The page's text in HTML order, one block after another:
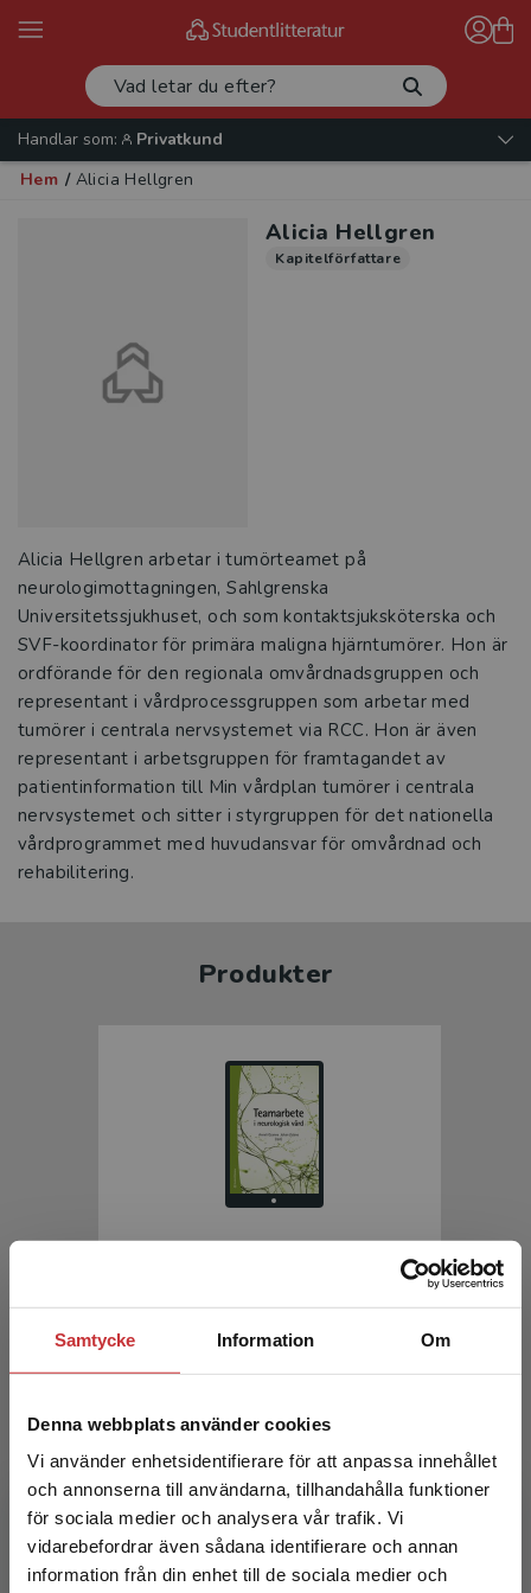
Samtycke Information Om
Denna webbplats använder cookies
Vi använder enhetsidentifierare för att anpassa innehållet
och annonserna till användarna, tillhandahålla funktioner
för sociala medier och analysera vår trafik. Vi
vidarebefordrar även sådana identifierare och annan
information från din enhet till de sociala medier och
Begränsad fraktregion
Handlar som:
Privatkund
Hem / Alicia Hellgren
Alicia Hellgren
Kapitelförfattare
Alicia Hellgren arbetar i tumörteamet på
neurologimottagningen, Sahlgrenska
Universitetssjukhuset, och som kontaktsjuksköterska och
SVF-koordinator för primära maligna hjärntumörer. Hon är
ordförande för den regionala omvårdnadsgruppen och
representant i vårdprocessgruppen som arbetar med
tumörer i centrala nervsystemet via RCC. Hon är även
representant i arbetsgruppen för framtagandet av
patientinformation till Min vårdplan tumörer i centrala
nervsystemet och sitter i styrgruppen för det nationella
vårdprogrammet med huvudansvar för omvårdnad och
rehabilitering.
Produkter
Teamarbete i neurologisk vård
Exkl. moms: 328 kr